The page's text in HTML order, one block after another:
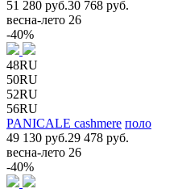
51 280 руб.30 768 руб.
весна-лето 26
-40%
48RU
50RU
52RU
56RU
PANICALE cashmere поло
49 130 руб.29 478 руб.
весна-лето 26
-40%